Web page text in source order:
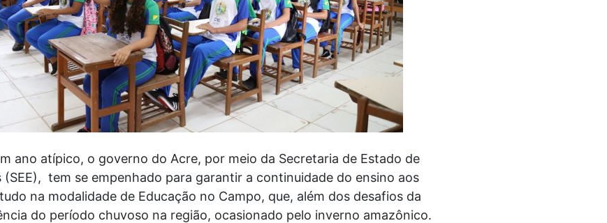
ano atípico, o governo do Acre, por meio da Secretaria de Estado de
(SEE), tem se empenhado para garantir a continuidade do ensino aos
na modalidade de Educação no Campo, que, além dos desafios da
do período chuvoso na região, ocasionado pelo inverno amazônico.